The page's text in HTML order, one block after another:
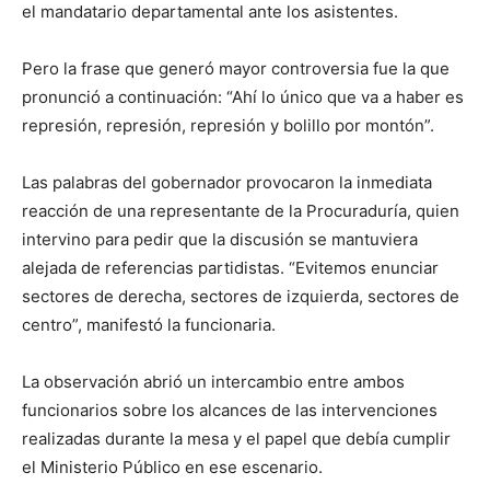
el mandatario departamental ante los asistentes.
Pero la frase que generó mayor controversia fue la que
pronunció a continuación: “Ahí lo único que va a haber es
represión, represión, represión y bolillo por montón”.
Las palabras del gobernador provocaron la inmediata
reacción de una representante de la Procuraduría, quien
intervino para pedir que la discusión se mantuviera
alejada de referencias partidistas. “Evitemos enunciar
sectores de derecha, sectores de izquierda, sectores de
centro”, manifestó la funcionaria.
La observación abrió un intercambio entre ambos
funcionarios sobre los alcances de las intervenciones
realizadas durante la mesa y el papel que debía cumplir
el Ministerio Público en ese escenario.